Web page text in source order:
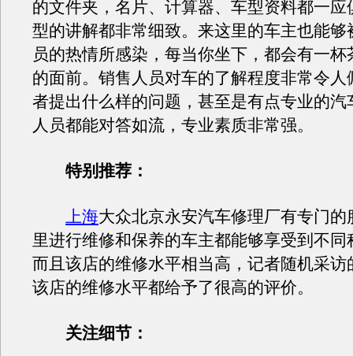
的文件夹，名片、计算器、车型资料都一应
型的讲解都非常细致。来这里的车主也能够
员的热情所感染，每当你坐下，都会有一杯
的面前。销售人员对车的了解程度非常令人
者提出什么样的问题，甚至是有点专业的汽
人员都能对答如流，专业素质非常强。
特别推荐：
上海大众北京永安汽车修理厂有专门的
里进行维修和保养的车主都能够享受到不同
而且该店的维修水平相当高，记者随机采访
该店的维修水平都给予了很高的评价。
关注细节：